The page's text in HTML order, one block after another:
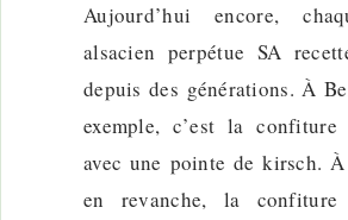
Aujourd’hui encore,
alsacien perpétue SA
depuis des générations. À
exemple, c’est la
avec une pointe de kirsch.
en revanche, la